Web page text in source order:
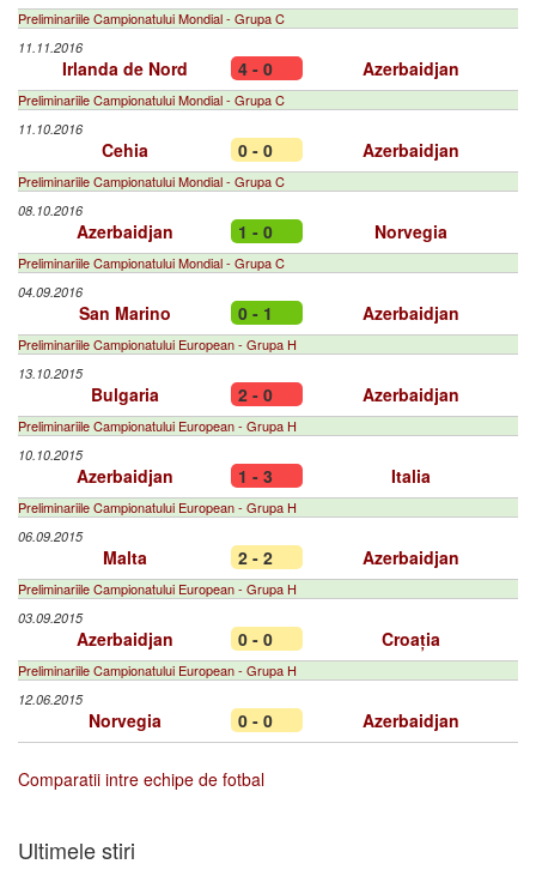
Preliminariile Campionatului Mondial - Grupa C
11.11.2016
Irlanda de Nord 4 - 0 Azerbaidjan
Preliminariile Campionatului Mondial - Grupa C
11.10.2016
Cehia 0 - 0 Azerbaidjan
Preliminariile Campionatului Mondial - Grupa C
08.10.2016
Azerbaidjan 1 - 0 Norvegia
Preliminariile Campionatului Mondial - Grupa C
04.09.2016
San Marino 0 - 1 Azerbaidjan
Preliminariile Campionatului European - Grupa H
13.10.2015
Bulgaria 2 - 0 Azerbaidjan
Preliminariile Campionatului European - Grupa H
10.10.2015
Azerbaidjan 1 - 3 Italia
Preliminariile Campionatului European - Grupa H
06.09.2015
Malta 2 - 2 Azerbaidjan
Preliminariile Campionatului European - Grupa H
03.09.2015
Azerbaidjan 0 - 0 Croația
Preliminariile Campionatului European - Grupa H
12.06.2015
Norvegia 0 - 0 Azerbaidjan
Comparatii intre echipe de fotbal
Ultimele stiri